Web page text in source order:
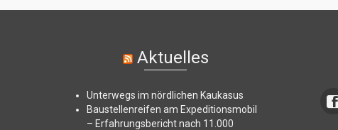
Aktuelles
Unterwegs im nördlichen Kaukasus
Baustellenreifen am Expeditionsmobil
– Erfahrungsbericht nach 11.000